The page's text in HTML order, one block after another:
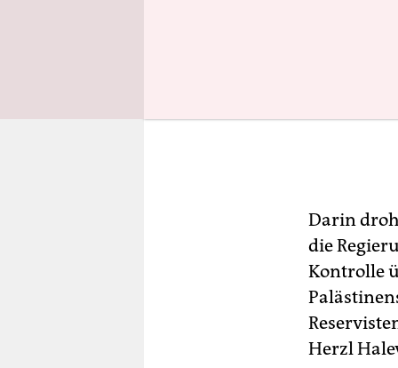
Darin
die
Kontrolle
Herzl